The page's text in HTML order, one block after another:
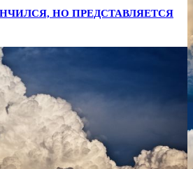
НО ПРЕДСТАВЛЯЕТСЯ